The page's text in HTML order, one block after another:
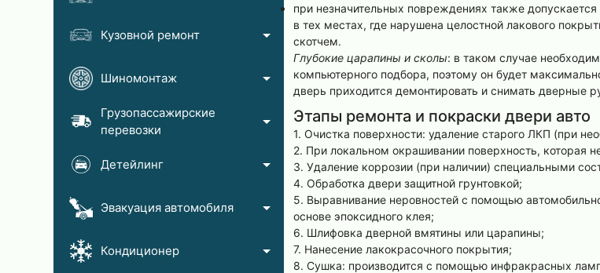
Кузовной ремонт
Шиномонтаж
Грузопассажирские
перевозки
Детейлинг
Эвакуация автомобиля
Кондиционер
при незначительных повреждениях также
в тех местах, где нарушена целостной лакового
скотчем.
Глубокие царапины и сколы: в таком случае
компьютерного подбора, поэтому он будет
дверь приходится демонтировать и снимать дверные
Этапы ремонта и покраски двери авто
1. Очистка поверхности: удаление старого ЛКП (при
2. При локальном окрашивании поверхность, которая
3. Удаление коррозии (при наличии) специальными
4. Обработка двери защитной грунтовкой;
5. Выравнивание неровностей с помощью
основе эпоксидного клея;
6. Шлифовка дверной вмятины или царапины;
7. Нанесение лакокрасочного покрытия;
8. Сушка: производится с помощью инфракрасных